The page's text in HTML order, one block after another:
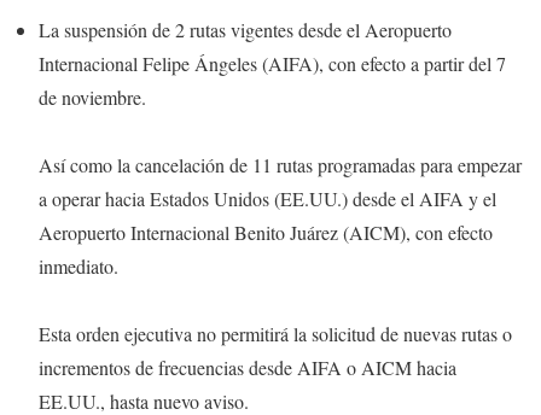
La suspensión de 2 rutas vigentes desde el Aeropuerto
Internacional Felipe Ángeles (AIFA), con efecto a partir del 7
de noviembre.
Así como la cancelación de 11 rutas programadas para empezar
a operar hacia Estados Unidos (EE.UU.) desde el AIFA y el
Aeropuerto Internacional Benito Juárez (AICM), con efecto
inmediato.
Esta orden ejecutiva no permitirá la solicitud de nuevas rutas o
incrementos de frecuencias desde AIFA o AICM hacia
EE.UU., hasta nuevo aviso.